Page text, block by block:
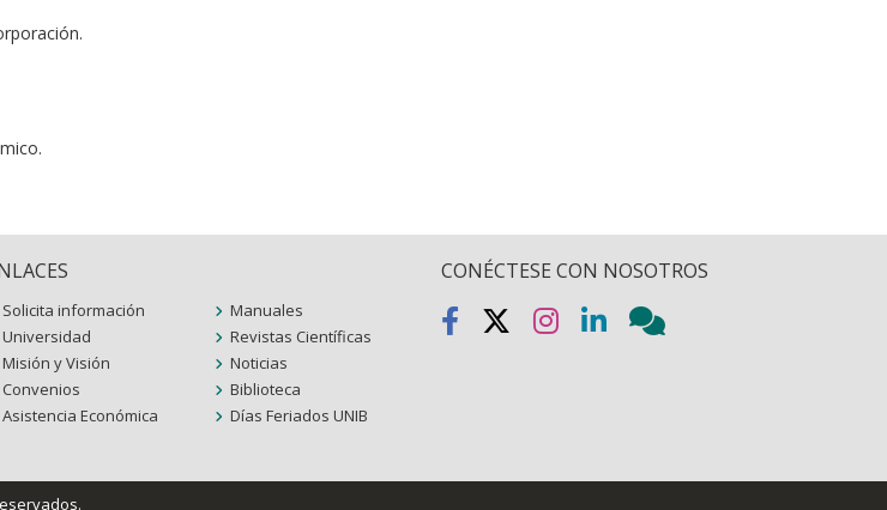
Solicita información
Universidad
Misión y Visión
Convenios
Asistencia Económica
Manuales
Revistas Científicas
Noticias
Biblioteca
Días Feriados UNIB
CONÉCTESE CON NOSOTROS